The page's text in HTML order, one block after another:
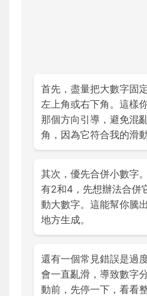
首先，盡量把大數字固
左上角或右下角。這樣
那個方向引導，避免混
角，因為它符合我的滑動
其次，優先合併小數字
有2和4，先想辦法合併
動大數字。這能幫你騰
地方生成。
還有一個常見錯誤是過
會一直亂滑，導致數字
動前，先停一下，看看